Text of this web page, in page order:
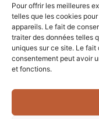
Pour offrir les meilleures
telles que les cookies
appareils. Le fait de
traiter des données telles
uniques sur ce site. Le
consentement peut avoir
et fonctions.
spécialisé dans la